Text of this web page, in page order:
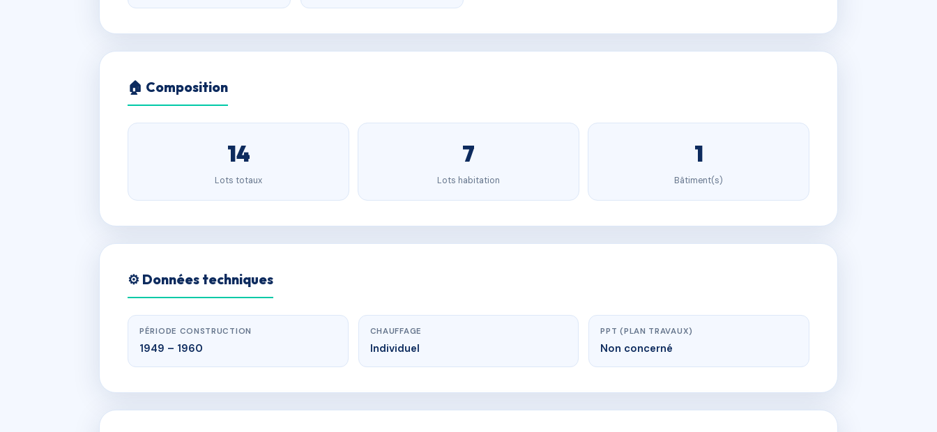
🏠 Composition
14
Lots totaux
7
Lots habitation
1
Bâtiment(s)
⚙️ Données techniques
PÉRIODE CONSTRUCTION
1949 – 1960
CHAUFFAGE
Individuel
PPT (PLAN TRAVAUX)
Non concerné